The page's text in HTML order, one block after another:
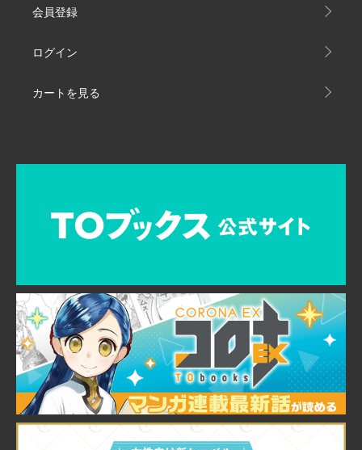
会員登録
ログイン
カートを見る